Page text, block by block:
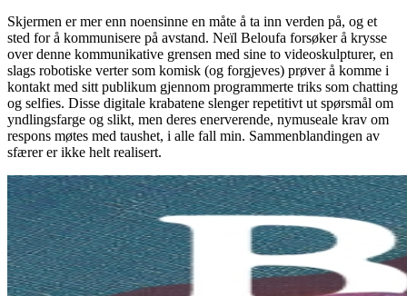
Skjermen er mer enn noensinne en måte å ta inn verden på, og et
sted for å kommunisere på avstand. Neïl Beloufa forsøker å krysse
over denne kommunikative grensen med sine to videoskulpturer, en
slags robotiske verter som komisk (og forgjeves) prøver å komme i
kontakt med sitt publikum gjennom programmerte triks som chatting
og selfies. Disse digitale krabatene slenger repetitivt ut spørsmål om
yndlingsfarge og slikt, men deres enerverende, nymuseale krav om
respons møtes med taushet, i alle fall min. Sammenblandingen av
sfærer er ikke helt realisert.